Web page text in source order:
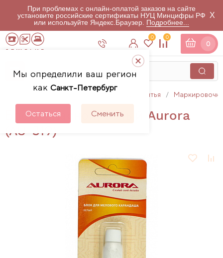
При проблемах с онлайн-оплатой заказов на сайте
установите российские сертификаты НУЦ Минцифры РФ
или используйте Яндекс.Браузер. Подробнее...
X
Мы определили ваш регион
как Санкт-Петербург
Остаться Сменить
0 0
0
Аксессуары для шитья
Блок запасной, белый Aurora
(AU-319)